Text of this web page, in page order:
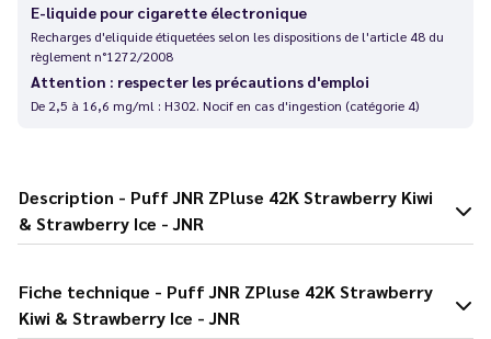
E-liquide pour cigarette électronique
Recharges d'eliquide étiquetées selon les dispositions de l'article 48 du
règlement n°1272/2008
Attention : respecter les précautions d'emploi
De 2,5 à 16,6 mg/ml : H302. Nocif en cas d'ingestion (catégorie 4)
Description - Puff JNR ZPluse 42K Strawberry Kiwi
& Strawberry Ice - JNR
Fiche technique - Puff JNR ZPluse 42K Strawberry
Kiwi & Strawberry Ice - JNR